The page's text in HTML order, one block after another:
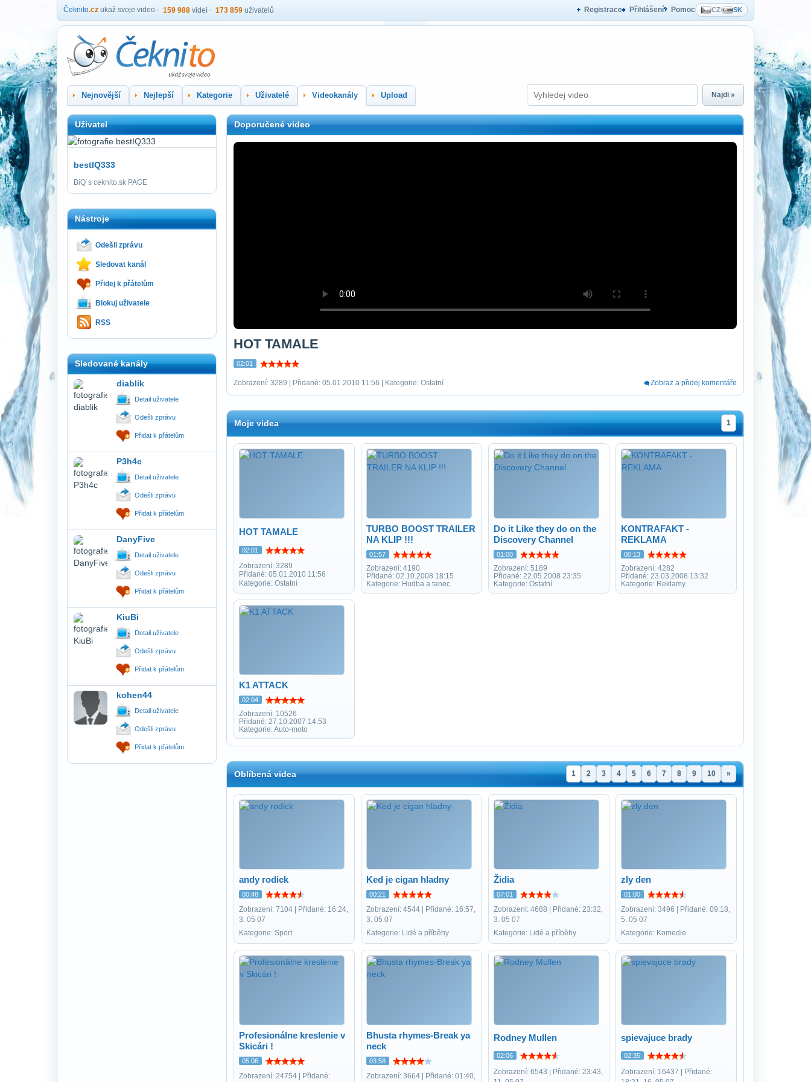
Čeknito.cz ukaž svoje video 159 988 videí 173 859 uživatelů Registrace Přihlášení Pomoc CZ/ SK
Nejnovější Nejlepší Kategorie Uživatelé Videokanály Upload Najdi »
Uživatel
bestIQ333
BiQ´s ceknito.sk PAGE
Nástroje
Odešli zprávu
Sledovat kanál
Přidej k přátelům
Blokuj uživatele
RSS
Sledované kanály
diablik
Detail uživatele
Odešli zprávu
Přidat k přátelům
P3h4c
Detail uživatele
Odešli zprávu
Přidat k přátelům
DanyFive
Detail uživatele
Odešli zprávu
Přidat k přátelům
KiuBi
Detail uživatele
Odešli zprávu
Přidat k přátelům
kohen44
Detail uživatele
Odešli zprávu
Přidat k přátelům
Doporučené video
HOT TAMALE
02:01
Zobrazení: 3289 | Přidané: 05.01.2010 11:56 | Kategorie: Ostatní Zobraz a přidej komentáře
Moje videa 1
HOT TAMALE
02:01
Zobrazení: 3289
Přidané: 05.01.2010 11:56
Kategorie: Ostatní
TURBO BOOST TRAILER
NA KLIP !!!
01:57
Zobrazení: 4190
Přidané: 02.10.2008 18:15
Kategorie: Hudba a tanec
Do it Like they do on the
Discovery Channel
01:00
Zobrazení: 5189
Přidané: 22.05.2008 23:35
Kategorie: Ostatní
KONTRAFAKT -
REKLAMA
00:13
Zobrazení: 4282
Přidané: 23.03.2008 13:32
Kategorie: Reklamy
K1 ATTACK
02:04
Zobrazení: 10526
Přidané: 27.10.2007 14:53
Kategorie: Auto-moto
Oblíbená videa 1 2 3 4 5 6 7 8 9 10 »
andy rodick
00:48
Zobrazení: 7104 | Přidané: 16:24,
3. 05 07
Kategorie: Sport
Ked je cigan hladny
00:21
Zobrazení: 4544 | Přidané: 16:57,
3. 05 07
Kategorie: Lidé a příběhy
Židia
07:01
Zobrazení: 4688 | Přidané: 23:32,
3. 05 07
Kategorie: Lidé a příběhy
zly den
01:00
Zobrazení: 3496 | Přidané: 09:18,
5. 05 07
Kategorie: Komedie
Profesionálne kreslenie v
Skicári !
05:06
Zobrazení: 24754 | Přidané:
Bhusta rhymes-Break ya
neck
03:58
Zobrazení: 3664 | Přidané: 01:40,
Rodney Mullen
02:06
Zobrazení: 6543 | Přidané: 23:43,
spievajuce brady
02:35
Zobrazení: 16437 | Přidané: